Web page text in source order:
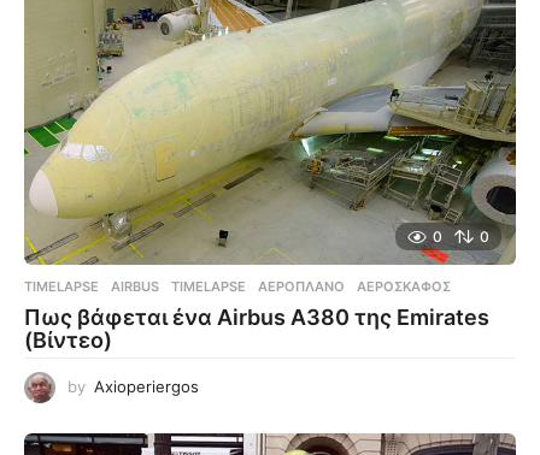
0 0
TIMELAPSE AIRBUS ,TIMELAPSE ,ΑΕΡΟΠΛΆΝΟ ,ΑΕΡΟΣΚΆΦΟΣ
Πως βάφεται ένα Airbus A380 της Emirates
(Βίντεο)
by Axioperiergos